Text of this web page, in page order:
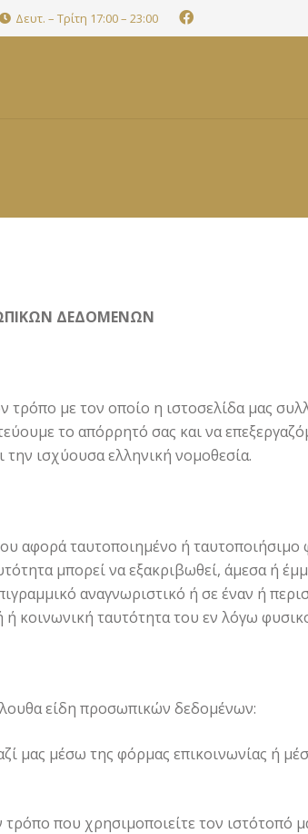
Δευτ. – Τρίτη 17:00 – 23:00
ΔΕΔΟΜΕΝΩΝ
με τον οποίο η ιστοσελίδα μας
το απόρρητό σας και να
ισχύουσα ελληνική νομοθεσία.
αφορά ταυτοποιημένο ή
μπορεί να εξακριβωθεί, άμεσα ή
αναγνωριστικό ή σε έναν ή
ή κοινωνική ταυτότητα του εν λόγω
είδη προσωπικών δεδομένων:
μας μέσω της φόρμας επικοινωνίας ή
που χρησιμοποιείτε τον ιστότοπό